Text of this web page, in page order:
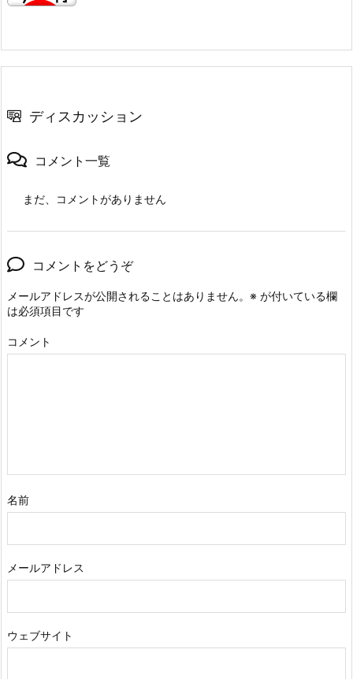
ディスカッション
コメント一覧
まだ、コメントがありません
コメントをどうぞ
メールアドレスが公開されることはありません。 ※ が付いている欄
は必須項目です
コメント
名前
メールアドレス
ウェブサイト